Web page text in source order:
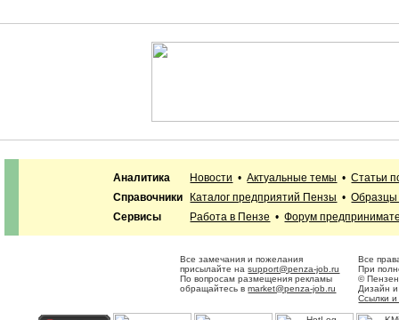
Аналитика Новости •Актуальные темы •Статьи
Справочники
Каталог предприятий Пензы •Образцы
Сервисы
Работа в Пензе •Форум
Все замечания и пожелания
присылайте наsupport@penza-job.ru
По вопросам размещения рекламы
обращайтесь вmarket@penza-job.ru
Все
При
©
Дизайн
Ссылки